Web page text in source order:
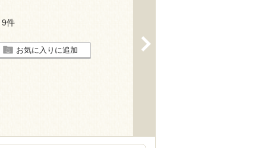
9件
お気に入りに追加